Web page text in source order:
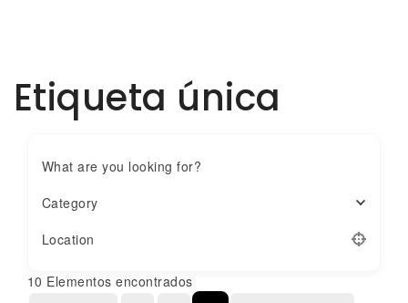
Etiqueta única
What are you looking for?
Category
Location
10 Elementos encontrados